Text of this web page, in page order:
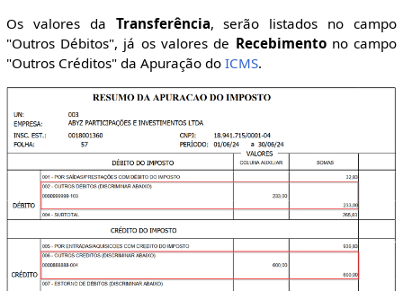
Os valores da Transferência, serão listados no campo
"Outros Débitos", já os valores de Recebimentono campo
"Outros Créditos" da Apuração do ICMS.